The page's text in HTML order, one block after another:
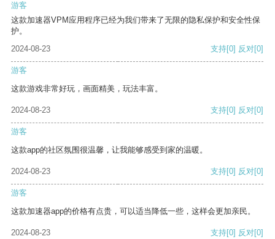
游客
这款加速器VPM应用程序已经为我们带来了无限的隐私保护和安全性保
护。
2024-08-23
支持[0] 反对[0]
游客
这款游戏非常好玩，画面精美，玩法丰富。
2024-08-23 支持[0] 反对[0]
游客
这款app的社区氛围很温馨，让我能够感受到家的温暖。
2024-08-23 支持[0] 反对[0]
游客
这款加速器app的价格有点贵，可以适当降低一些，这样会更加亲民。
2024-08-23 支持[0] 反对[0]